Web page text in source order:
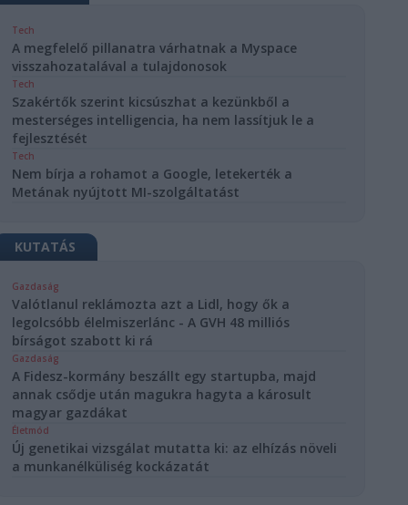
Tech
A megfelelő pillanatra várhatnak a Myspace
visszahozatalával a tulajdonosok
Tech
Szakértők szerint kicsúszhat a kezünkből a
mesterséges intelligencia, ha nem lassítjuk le a
fejlesztését
Tech
Nem bírja a rohamot a Google, letekerték a
Metának nyújtott MI-szolgáltatást
KUTATÁS
Gazdaság
Valótlanul reklámozta azt a Lidl, hogy ők a
legolcsóbb élelmiszerlánc - A GVH 48 milliós
bírságot szabott ki rá
Gazdaság
A Fidesz-kormány beszállt egy startupba, majd
annak csődje után magukra hagyta a károsult
magyar gazdákat
Életmód
Új genetikai vizsgálat mutatta ki: az elhízás növeli
a munkanélküliség kockázatát